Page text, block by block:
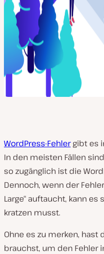
WordPress-Fehlergibt es
In den meisten Fällen
so zugänglich ist die
Dennoch, wenn der
Large“ auftaucht, kann
kratzen musst.
Ohne es zu merken, hast
brauchst, um den Fehler